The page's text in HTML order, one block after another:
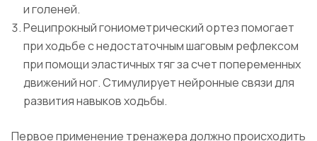
и голеней.
Реципрокный гониометрический ортез помогает
при ходьбе с недостаточным шаговым рефлексом
при помощи эластичных тяг за счет попеременных
движений ног. Стимулирует нейронные связи для
развития навыков ходьбы.
Первое применение тренажера должно происходить